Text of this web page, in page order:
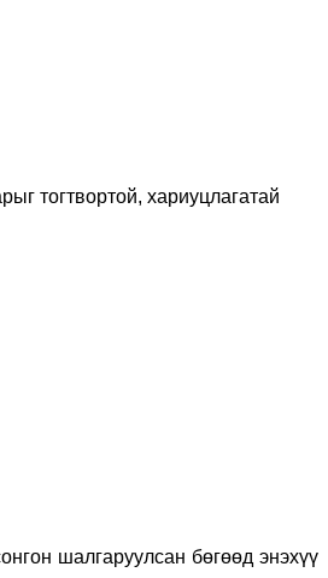
тогтвортой, хариуцлагатай
шалгаруулсан бөгөөд энэхүү